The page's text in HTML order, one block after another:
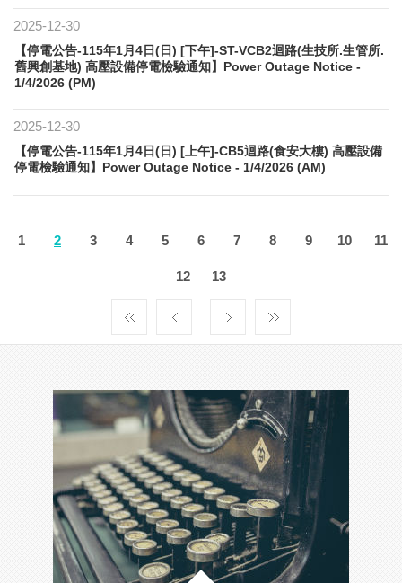
2025-12-30
【停電公告-115年1月4日(日) [下午]-ST-VCB2迴路(生技所.生管所.
舊興創基地) 高壓設備停電檢驗通知】Power Outage Notice -
1/4/2026 (PM)
2025-12-30
【停電公告-115年1月4日(日) [上午]-CB5迴路(食安大樓) 高壓設備
停電檢驗通知】Power Outage Notice - 1/4/2026 (AM)
1 2 3 4 5 6 7 8 9 10 11
12 13